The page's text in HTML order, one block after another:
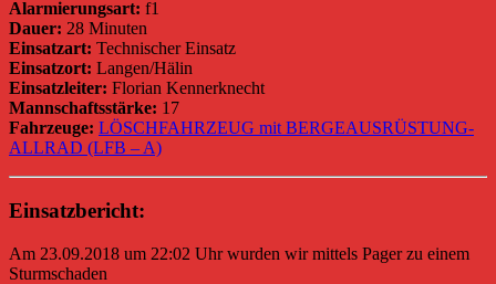
Alarmierungsart: f1
Dauer: 28 Minuten
Einsatzart: Technischer Einsatz
Einsatzort: Langen/Hälin
Einsatzleiter: Florian Kennerknecht
Mannschaftsstärke: 17
Fahrzeuge: LÖSCHFAHRZEUG mit BERGEAUSRÜSTUNG-
ALLRAD (LFB – A)
Einsatzbericht:
Am 23.09.2018 um 22:02 Uhr wurden wir mittels Pager zu einem
Sturmschaden